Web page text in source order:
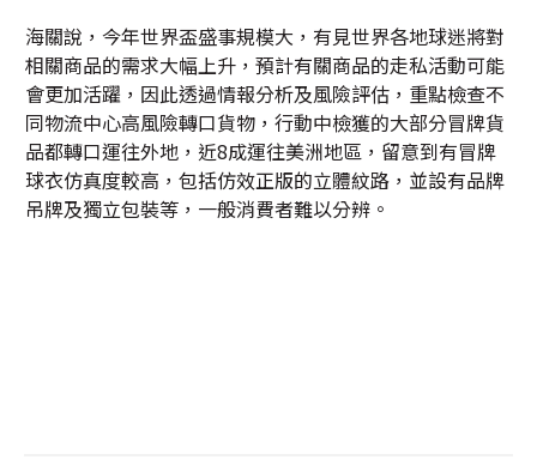
海關說，今年世界盃盛事規模大，有見世界各地球迷將對
相關商品的需求大幅上升，預計有關商品的走私活動可能
會更加活躍，因此透過情報分析及風險評估，重點檢查不
同物流中心高風險轉口貨物，行動中檢獲的大部分冒牌貨
品都轉口運往外地，近8成運往美洲地區，留意到有冒牌
球衣仿真度較高，包括仿效正版的立體紋路，並設有品牌
吊牌及獨立包裝等，一般消費者難以分辨。